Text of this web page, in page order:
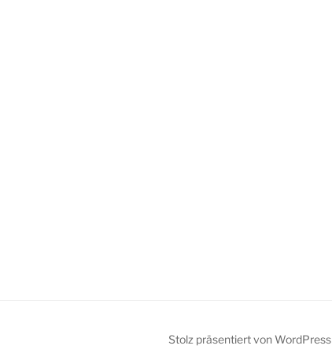
Stolz präsentiert von WordPress